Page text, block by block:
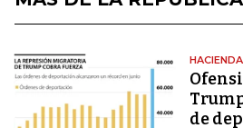
HACIENDA
de